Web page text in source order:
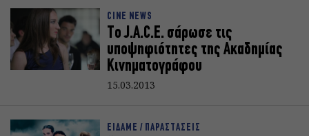
CINE NEWS
Τo J.A.C.E. σάρωσε τις
υποψηφιότητες της Ακαδημίας
Κινηματογράφου
15.03.2013
ΕΙΔΑΜΕ / ΠΑΡΑΣΤΑΣΕΙΣ